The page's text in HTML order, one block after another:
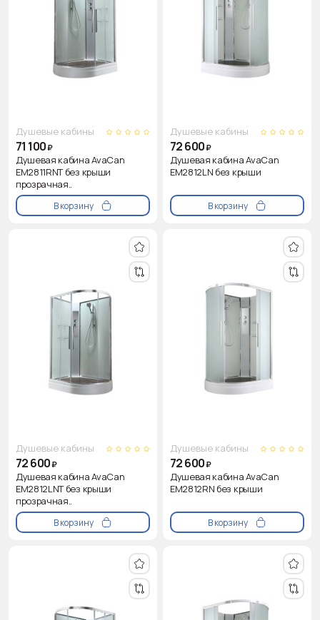
Душевые кабины
71 100₽
Душевая кабина AvaCan
EM2811RNT без крыши
прозрачная..
В корзину
Душевые кабины
72 600₽
Душевая кабина AvaCan
EM2812LN без крыши
В корзину
Душевые кабины
72 600₽
Душевая кабина AvaCan
EM2812LNT без крыши
прозрачная..
В корзину
Душевые кабины
72 600₽
Душевая кабина AvaCan
EM2812RN без крыши
В корзину